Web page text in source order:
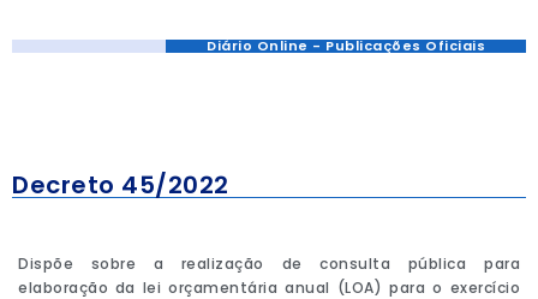
Diário Online - Publicações Oficiais
Decreto 45/2022
Dispõe sobre a realização de consulta pública para
elaboração da lei orçamentária anual (LOA) para o exercício